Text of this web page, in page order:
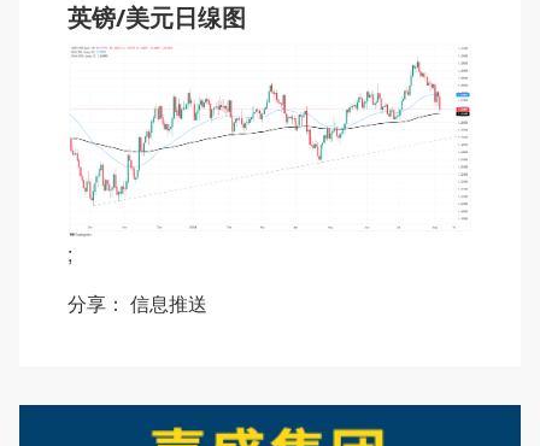
英镑/美元日缐图
;
分享： 信息推送